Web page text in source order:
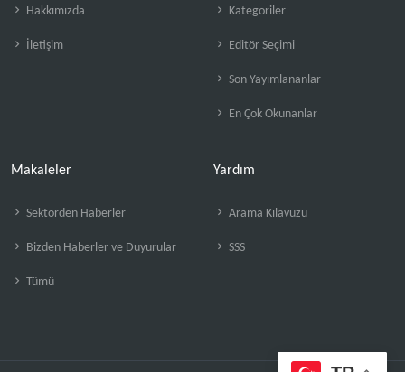
Hakkımızda
İletişim
Kategoriler
Editör Seçimi
Son Yayımlananlar
En Çok Okunanlar
Makaleler
Sektörden Haberler
Bizden Haberler ve Duyurular
Tümü
Yardım
Arama Kılavuzu
SSS